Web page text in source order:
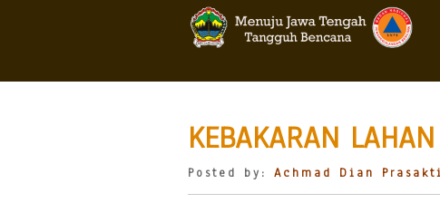
KEBAKARAN
Posted by: Achmad Dian Prasakti